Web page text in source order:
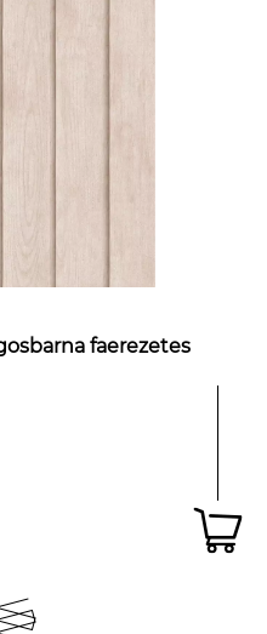
faerezetes